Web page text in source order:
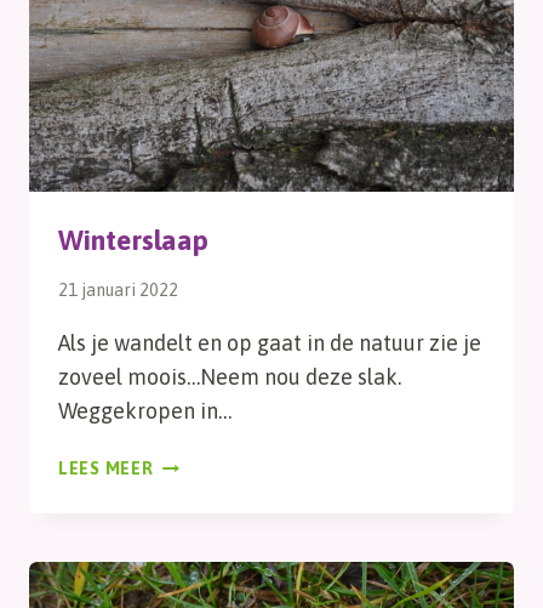
Winterslaap
21 januari 2022
Als je wandelt en op gaat in de natuur zie je
zoveel moois…Neem nou deze slak.
Weggekropen in…
LEES MEER WINTERSLAAP